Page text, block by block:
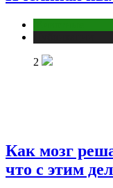
2
Как мозг
что с этим